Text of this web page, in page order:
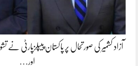
آزاد کشمیر کی صورتحال پر پاکستان پیپلزپارٹی نے
اور…